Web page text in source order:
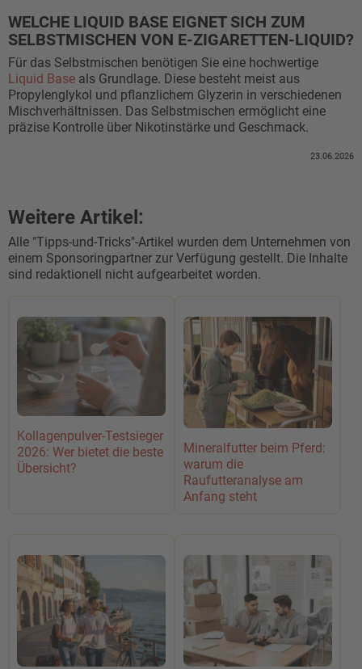
WELCHE LIQUID BASE EIGNET SICH ZUM
SELBSTMISCHEN VON E-ZIGARETTEN-LIQUID?
Für das Selbstmischen benötigen Sie eine hochwertige
Liquid Base als Grundlage. Diese besteht meist aus
Propylenglykol und pflanzlichem Glyzerin in verschiedenen
Mischverhältnissen. Das Selbstmischen ermöglicht eine
präzise Kontrolle über Nikotinstärke und Geschmack.
23.06.2026
Weitere Artikel:
Alle "Tipps-und-Tricks"-Artikel wurden dem Unternehmen von
einem Sponsoringpartner zur Verfügung gestellt. Die Inhalte
sind redaktionell nicht aufgearbeitet worden.
Kollagenpulver-Testsieger
2026: Wer bietet die beste
Übersicht?
Mineralfutter beim Pferd:
warum die
Raufutteranalyse am
Anfang steht